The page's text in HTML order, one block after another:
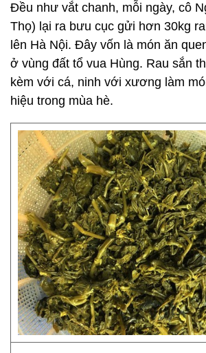
Đều như vắt chanh, mỗi ngày, cô
Thọ) lại ra bưu cục gửi hơn 30kg
lên Hà Nội. Đây vốn là món ăn
ở vùng đất tổ vua Hùng. Rau sắn
kèm với cá, ninh với xương làm
hiệu trong mùa hè.